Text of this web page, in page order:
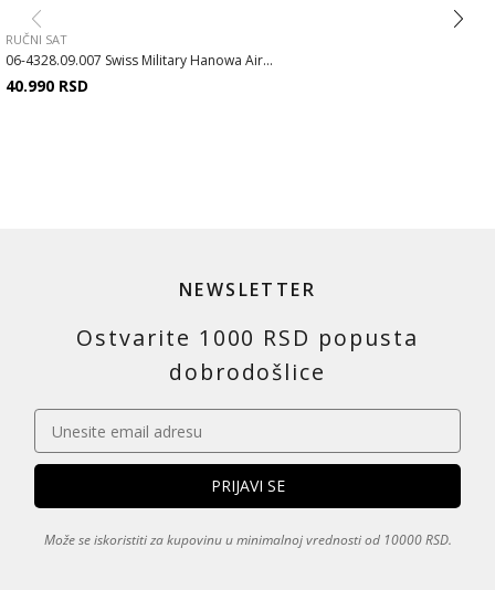
RUČNI SAT
06-4328.09.007 Swiss Military Hanowa Air...
40.990 RSD
NEWSLETTER
Ostvarite 1000 RSD popusta
dobrodošlice
Može se iskoristiti za kupovinu u minimalnoj vrednosti od 10000 RSD.